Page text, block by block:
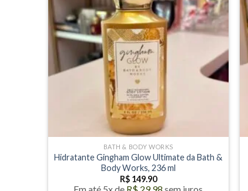
BATH & BODY WORKS
Hidratante Gingham Glow Ultimate da Bath &
Body Works, 236 ml
R$149.90
Em até 5x de R$ 29.98 sem juros